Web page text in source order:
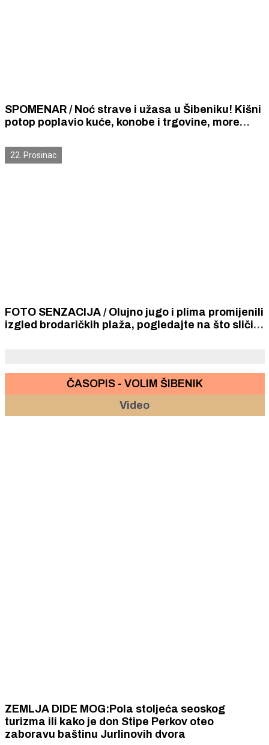
SPOMENAR / Noć strave i užasa u Šibeniku! Kišni
potop poplavio kuće, konobe i trgovine, more
valovi bacili na obalu brodove i golemo kamenje.
22. Prosinac
FOTO SENZACIJA / Olujno jugo i plima promijenili
izgled brodaričkih plaža, pogledajte na što sliči
ČASOPIS - VOLIM ŠIBENIK
Video
ZEMLJA DIDE MOG:Pola stoljeća seoskog
turizma ili kako je don Stipe Perkov oteo
zaboravu baštinu Jurlinovih dvora